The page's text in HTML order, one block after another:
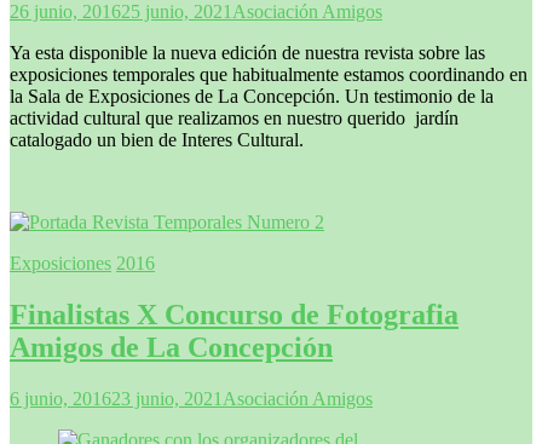
26 junio, 201625 junio, 2021 Asociación Amigos
Ya esta disponible la nueva edición de nuestra revista sobre las
exposiciones temporales que habitualmente estamos coordinando en
la Sala de Exposiciones de La Concepción. Un testimonio de la
actividad cultural que realizamos en nuestro querido jardín
catalogado un bien de Interes Cultural.
Exposiciones 2016
Finalistas X Concurso de Fotografia
Amigos de La Concepción
6 junio, 201623 junio, 2021 Asociación Amigos